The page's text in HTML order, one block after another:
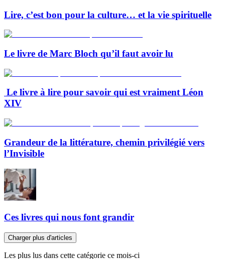
Lire, c’est bon pour la culture… et la vie spirituelle
Le livre de Marc Bloch qu’il faut avoir lu
Le livre à lire pour savoir qui est vraiment Léon
XIV
Grandeur de la littérature, chemin privilégié vers
l’Invisible
Ces livres qui nous font grandir
Charger plus d'articles
Les plus lus dans cette catégorie ce mois-ci